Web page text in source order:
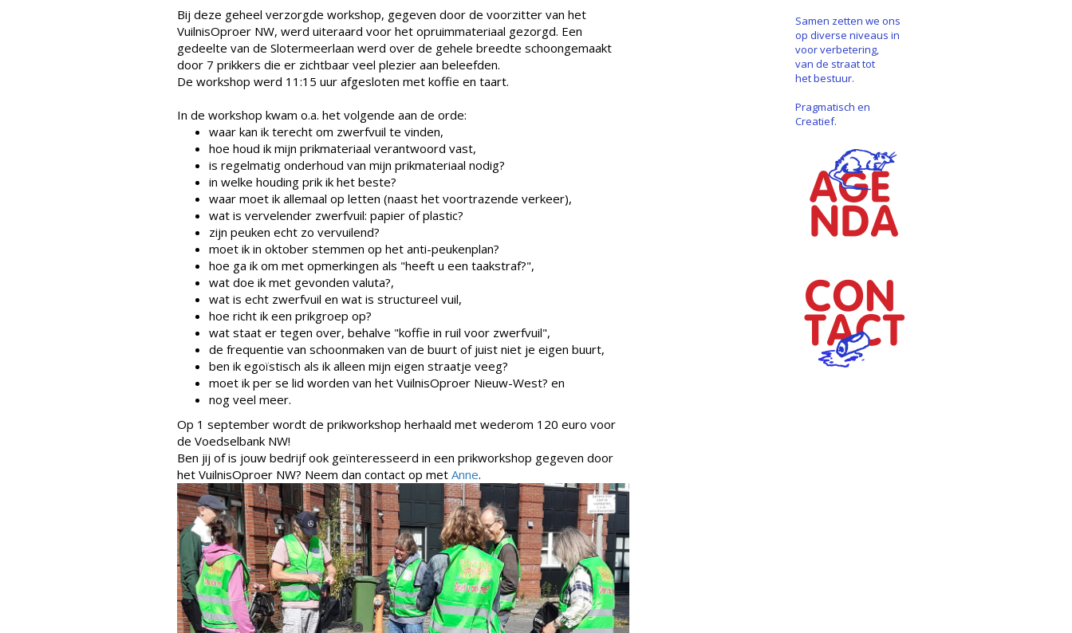
Bij deze geheel verzorgde workshop, gegeven door de voorzitter van het
VuilnisOproer NW, werd uiteraard voor het opruimmateriaal gezorgd. Een
gedeelte van de Slotermeerlaan werd over de gehele breedte schoongemaakt
door 7 prikkers die er zichtbaar veel plezier aan beleefden.
De workshop werd 11:15 uur afgesloten met koffie en taart.
In de workshop kwam o.a. het volgende aan de orde:
waar kan ik terecht om zwerfvuil te vinden,
hoe houd ik mijn prikmateriaal verantwoord vast,
is regelmatig onderhoud van mijn prikmateriaal nodig?
in welke houding prik ik het beste?
waar moet ik allemaal op letten (naast het voortrazende verkeer),
wat is vervelender zwerfvuil: papier of plastic?
zijn peuken echt zo vervuilend?
moet ik in oktober stemmen op het anti-peukenplan?
hoe ga ik om met opmerkingen als "heeft u een taakstraf?",
wat doe ik met gevonden valuta?,
wat is echt zwerfvuil en wat is structureel vuil,
hoe richt ik een prikgroep op?
wat staat er tegen over, behalve "koffie in ruil voor zwerfvuil",
de frequentie van schoonmaken van de buurt of juist niet je eigen buurt,
ben ik egoïstisch als ik alleen mijn eigen straatje veeg?
moet ik per se lid worden van het VuilnisOproer Nieuw-West? en
nog veel meer.
Op 1 september wordt de prikworkshop herhaald met wederom 120 euro voor
de Voedselbank NW!
Ben jij of is jouw bedrijf ook geïnteresseerd in een prikworkshop gegeven door
het VuilnisOproer NW? Neem dan contact op met Anne.
Samen zetten we ons
op diverse niveaus in
voor verbetering,
van de straat tot
het bestuur.
Pragmatisch en
Creatief.